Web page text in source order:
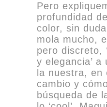
Pero
profundidad
color, sin
mola mucho,
pero discreto,
y elegancia’ a
la nuestra, en
cambio y
búsqueda de